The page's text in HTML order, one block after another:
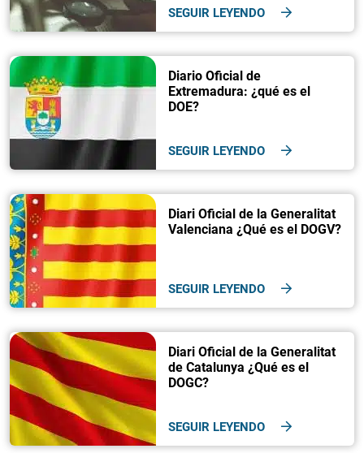
SEGUIR LEYENDO
Diario Oficial de
Extremadura: ¿qué es el
DOE?
SEGUIR LEYENDO
Diari Oficial de la Generalitat
Valenciana ¿Qué es el DOGV?
SEGUIR LEYENDO
Diari Oficial de la Generalitat
de Catalunya ¿Qué es el
DOGC?
SEGUIR LEYENDO